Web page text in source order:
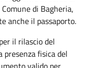
di Bagheria,
anche il passaporto.
il rilascio del
presenza fisica del